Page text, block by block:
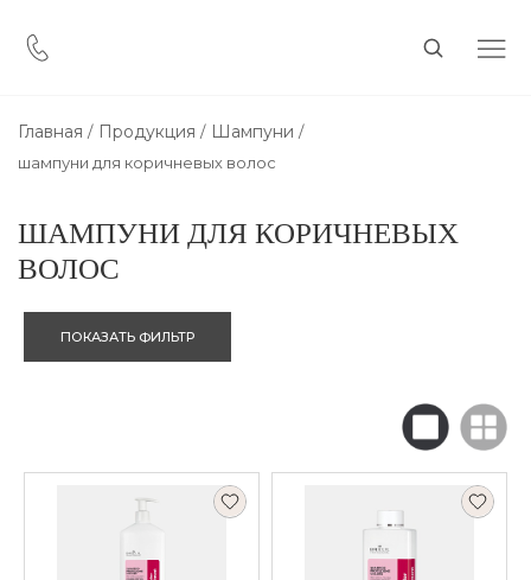
Главная Продукция Шампуни
шампуни для коричневых волос
ШАМПУНИ ДЛЯ КОРИЧНЕВЫХ
ВОЛОС
ПОКАЗАТЬ ФИЛЬТР